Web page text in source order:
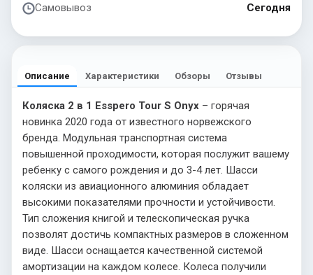
Самовывоз Сегодня
Описание Характеристики Обзоры Отзывы
Коляска 2 в 1 Esspero Tour S Onyx – горячая
новинка 2020 года от известного норвежского
бренда. Модульная транспортная система
повышенной проходимости, которая послужит вашему
ребенку с самого рождения и до 3-4 лет. Шасси
коляски из авиационного алюминия обладает
высокими показателями прочности и устойчивости.
Тип сложения книгой и телескопическая ручка
позволят достичь компактных размеров в сложенном
виде. Шасси оснащается качественной системой
амортизации на каждом колесе. Колеса получили